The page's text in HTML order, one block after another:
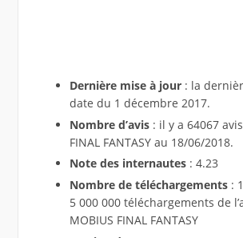
Dernière mise à jour: la
date du 1 décembre 2017.
Nombre d’avis: il y a 64067
FINAL FANTASY au 18/06/2018.
Note des internautes: 4.23
Nombre de téléchargements :
5 000 000 téléchargements de
MOBIUS FINAL FANTASY